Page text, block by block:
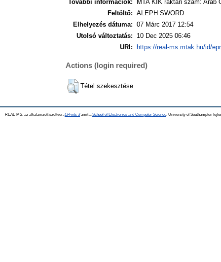
További információk:
MTA KIK raktári szám: Arab
Feltöltő: ALEPH SWORD
Elhelyezés dátuma: 07 Márc 2017 12:54
Utolsó változtatás:
10 Dec 2025 06:46
URI:
https://real-ms.mtak.hu/id/
Actions (login required)
Tétel szekesztése
REAL-MS, az alkalamzott szoftver: EPrints 3amit a School of Electronics and Computer Science , University of Southampton